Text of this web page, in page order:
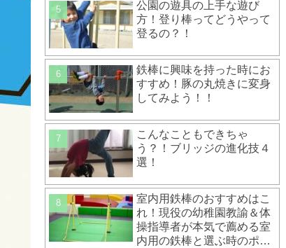
公園の遊具の上手な遊び
方！登り棒ってどうやって
登るの？！
鉄棒に興味を持った時にお
すすめ！豚の丸焼きに変身
してみよう！！
こんなこともできちゃ
う？！ブリッジの進化技４
選！
室内用鉄棒のおすすめはこ
れ！現役の幼稚園教諭＆体
操指導者が本気で薦める室
内用の鉄棒と選ぶ時のポイ